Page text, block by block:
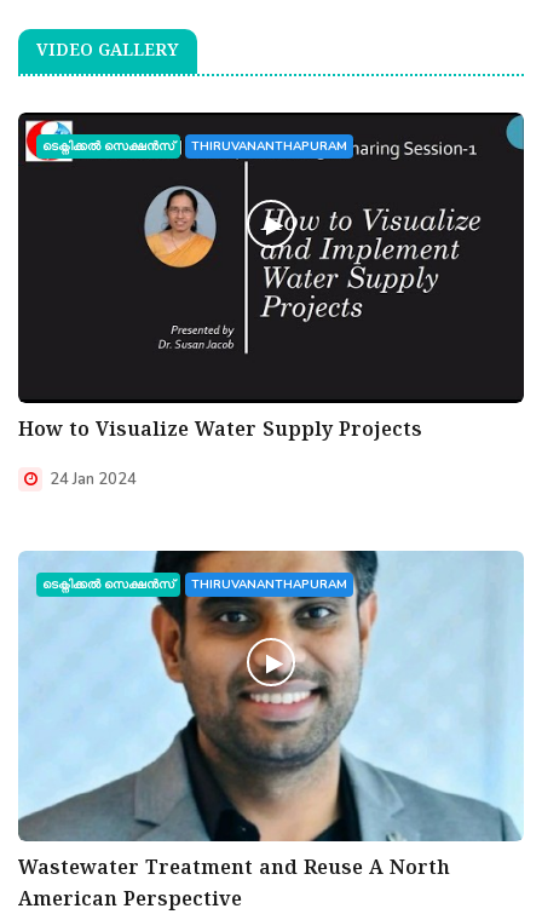
VIDEO GALLERY
ടെക്നിക്കൽ സെക്ഷൻസ് THIRUVANANTHAPURAM
How to Visualize Water Supply Projects
24 Jan 2024
ടെക്നിക്കൽ സെക്ഷൻസ് THIRUVANANTHAPURAM
Wastewater Treatment and Reuse A North
American Perspective